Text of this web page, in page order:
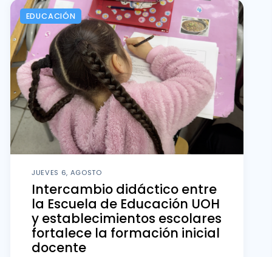
EDUCACIÓN
JUEVES 6, AGOSTO
Intercambio didáctico entre
la Escuela de Educación UOH
y establecimientos escolares
fortalece la formación inicial
docente